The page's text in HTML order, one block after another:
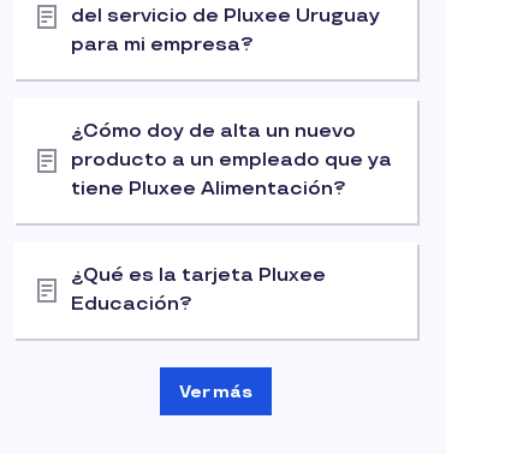
del servicio de Pluxee Uruguay
para mi empresa?
¿Cómo doy de alta un nuevo
producto a un empleado que ya
tiene Pluxee Alimentación?
¿Qué es la tarjeta Pluxee
Educación?
Ver más